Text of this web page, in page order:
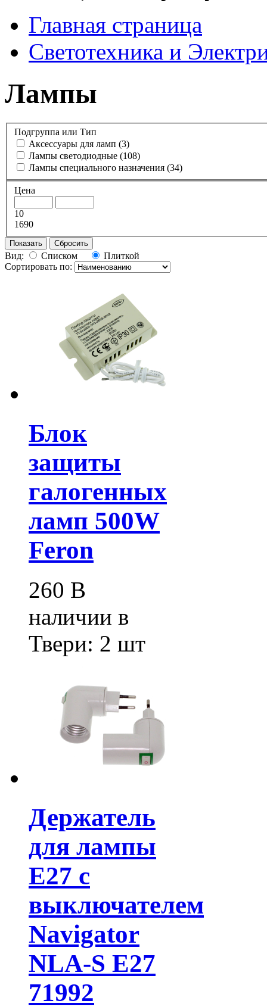
Главная страница
Светотехника и
Лампы
Подгруппа или Тип
Аксессуары для ламп (3)
Лампы светодиодные (108)
Лампы специального назначения (34)
Цена
10
1690
Показать Сбросить
Вид: Списком
Плиткой
Сортировать по:
Блок
защиты
галогенных
ламп 500W
Feron
260 В
наличии в
Твери: 2 шт
Держатель
для лампы
E27 с
выключателем
Navigator
NLA-S E27
71992